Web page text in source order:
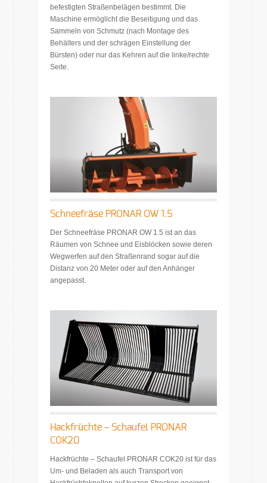
befestigten Straßenbelägen bestimmt. Die
Maschine ermöglicht die Beseitigung und das
Sammeln von Schmutz (nach Montage des
Behälters und der schrägen Einstellung der
Bürsten) oder nur das Kehren auf die linke/rechte
Seite.
Schneefräse PRONAR OW 1.5
Der Schneefräse PRONAR OW 1.5 ist an das
Räumen von Schnee und Eisblöcken sowie deren
Wegwerfen auf den Straßenrand sogar auf die
Distanz von 20 Meter oder auf den Anhänger
angepasst.
Hackfrüchte – Schaufel PRONAR
COK20
Hackfrüchte – Schaufel PRONAR COK20 ist für das
Um- und Beladen als auch Transport von